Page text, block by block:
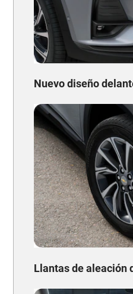
Nuevo diseño
Llantas de aleación